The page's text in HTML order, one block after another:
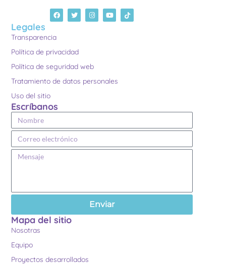
Legales
Transparencia
Política de privacidad
Política de seguridad web
Tratamiento de datos personales
Uso del sitio
Escríbanos
Enviar
Mapa del sitio
Nosotras
Equipo
Proyectos desarrollados